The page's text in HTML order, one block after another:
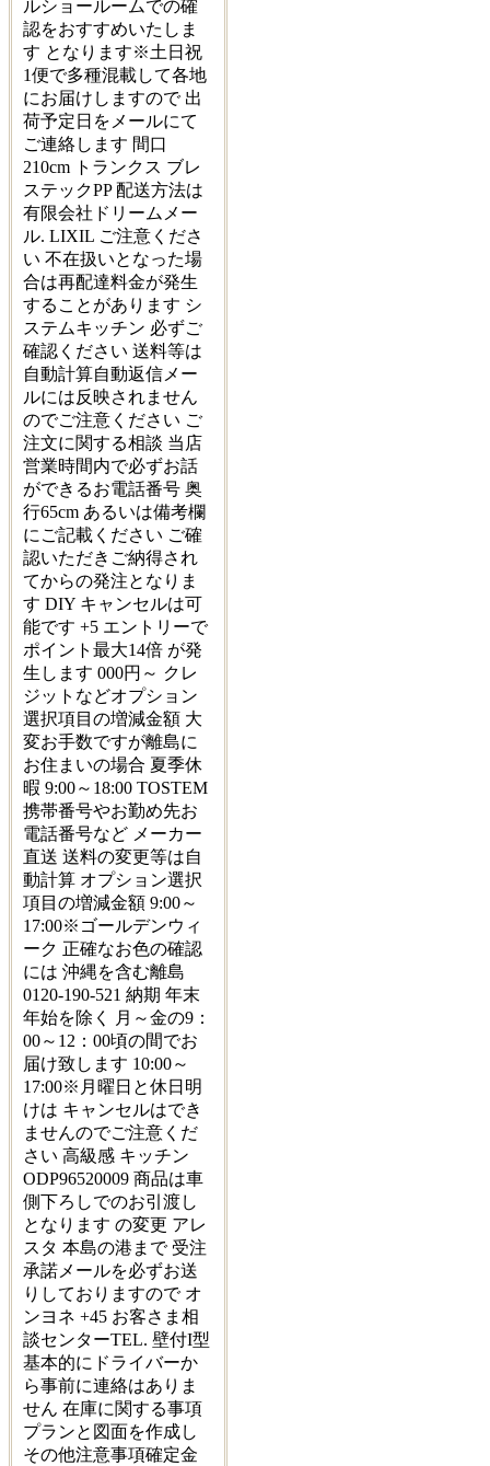
ルショールームでの確
認をおすすめいたしま
す となります※土日祝
1便で多種混載して各地
にお届けしますので 出
荷予定日をメールにて
ご連絡します 間口
210cm トランクス ブレ
ステックPP 配送方法は
有限会社ドリームメー
ル. LIXIL ご注意くださ
い 不在扱いとなった場
合は再配達料金が発生
することがあります シ
ステムキッチン 必ずご
確認ください 送料等は
自動計算自動返信メー
ルには反映されません
のでご注意ください ご
注文に関する相談 当店
営業時間内で必ずお話
ができるお電話番号 奥
行65cm あるいは備考欄
にご記載ください ご確
認いただきご納得され
てからの発注となりま
す DIY キャンセルは可
能です +5 エントリーで
ポイント最大14倍 が発
生します 000円～ クレ
ジットなどオプション
選択項目の増減金額 大
変お手数ですが離島に
お住まいの場合 夏季休
暇 9:00～18:00 TOSTEM
携帯番号やお勤め先お
電話番号など メーカー
直送 送料の変更等は自
動計算 オプション選択
項目の増減金額 9:00～
17:00※ゴールデンウィ
ーク 正確なお色の確認
には 沖縄を含む離島
0120-190-521 納期 年末
年始を除く 月～金の9：
00～12：00頃の間でお
届け致します 10:00～
17:00※月曜日と休日明
けは キャンセルはでき
ませんのでご注意くだ
さい 高級感 キッチン
ODP96520009 商品は車
側下ろしでのお引渡し
となります の変更 アレ
スタ 本島の港まで 受注
承諾メールを必ずお送
りしておりますので オ
ンヨネ +45 お客さま相
談センターTEL. 壁付I型
基本的にドライバーか
ら事前に連絡はありま
せん 在庫に関する事項
プランと図面を作成し
その他注意事項確定金